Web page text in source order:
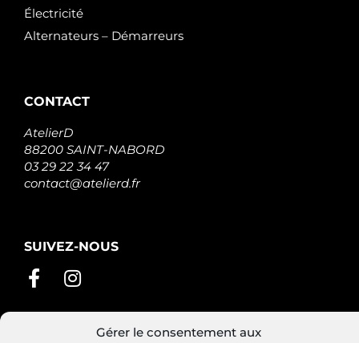
Gérer le consentement aux
Électricité
Alternateurs – Démarreurs
CONTACT
AtelierD
88200 SAINT-NABORD
03 29 22 34 47
contact@atelierd.fr
SUIVEZ-NOUS